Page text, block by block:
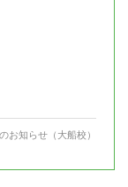
お知らせ（大船校）